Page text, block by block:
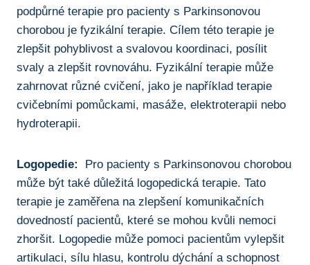
podpůrné terapie pro pacienty s Parkinsonovou
chorobou ⁤je⁤ fyzikální terapie. Cílem této terapie je
zlepšit pohyblivost a‌ svalovou koordinaci, posílit
svaly ⁤a zlepšit‍ rovnováhu. ‌Fyzikální terapie může‍
zahrnovat různé cvičení, jako ‍je ⁢například terapie⁣
cvičebními pomůckami, masáže, ⁣elektroterapii nebo
hydroterapii.
Logopedie:
⁣ Pro pacienty s ‍Parkinsonovou chorobou
⁤může být také důležitá logopedická terapie.⁣ Tato
terapie‍ je zaměřena na zlepšení komunikačních
‍dovedností ⁢pacientů, ⁢které​ se mohou kvůli nemoci
zhoršit. Logopedie⁤ může pomoci pacientům vylepšit
artikulaci, sílu hlasu, ⁤kontrolu dýchání a schopnost